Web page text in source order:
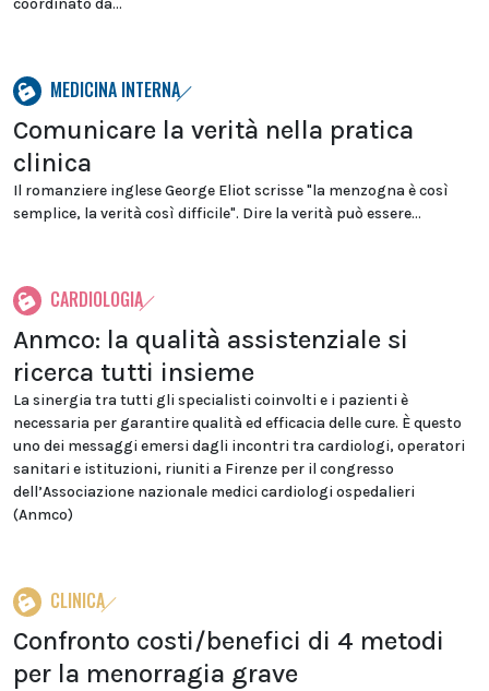
coordinato da...
MEDICINA INTERNA
Comunicare la verità nella pratica
clinica
Il romanziere inglese George Eliot scrisse "la menzogna è così
semplice, la verità così difficile". Dire la verità può essere...
CARDIOLOGIA
Anmco: la qualità assistenziale si
ricerca tutti insieme
La sinergia tra tutti gli specialisti coinvolti e i pazienti è
necessaria per garantire qualità ed efficacia delle cure. È questo
uno dei messaggi emersi dagli incontri tra cardiologi, operatori
sanitari e istituzioni, riuniti a Firenze per il congresso
dell’Associazione nazionale medici cardiologi ospedalieri
(Anmco)
CLINICA
Confronto costi/benefici di 4 metodi
per la menorragia grave